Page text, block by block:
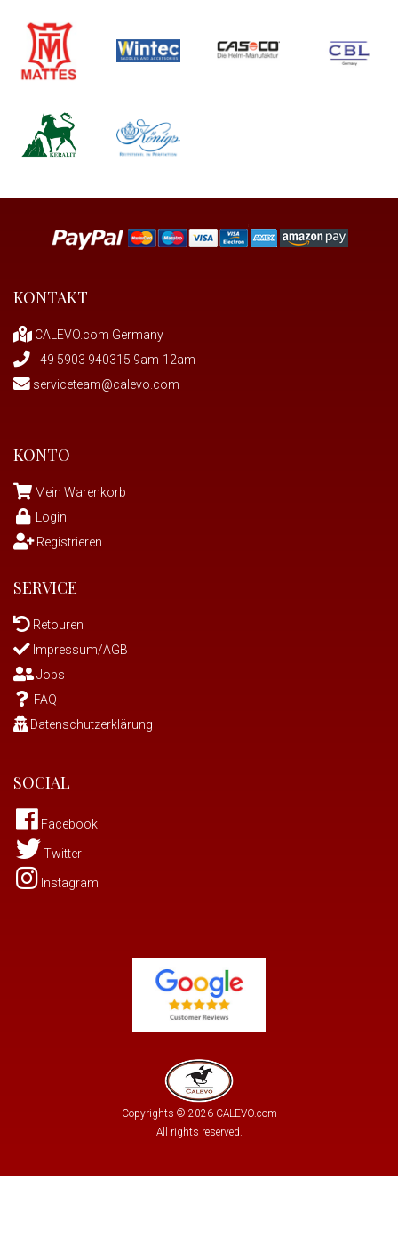
KONTAKT
CALEVO.com Germany
+49 5903 940315 9am-12am
serviceteam@calevo.com
KONTO
Mein Warenkorb
Login
Registrieren
SERVICE
Retouren
Impressum/AGB
Jobs
FAQ
Datenschutzerklärung
SOCIAL
Facebook
Twitter
Instagram
Copyrights © 2026 CALEVO.com
All rights reserved.